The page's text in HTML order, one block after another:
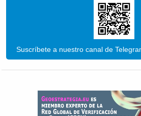
Suscríbete a nuestro canal de